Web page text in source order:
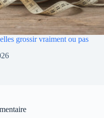
grossir vraiment ou pas